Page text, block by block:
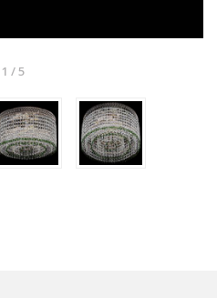
1 /5